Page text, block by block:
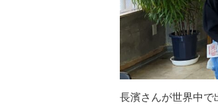
長濱さんが世界中で